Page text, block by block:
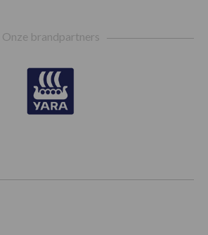
Onze brandpartners